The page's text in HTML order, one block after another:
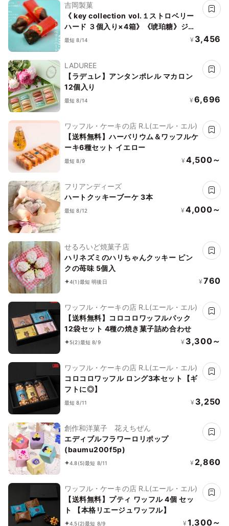
吉岡製菓
《 key collection vol.１ストロベリー
ハード ３個入り×4箱》《琥珀糖》ジュ
エリーボックス DAIFUKU ありがとう
最短 8/14 ¥ 3,456
LADUREE
【ラデュレ】アンタンポレル マカロン
12個入り
最短 8/14 ¥ 6,696
ワッフル・ケーキの店 R.L(エール・エル)
【送料無料】ハーバリウム＆ワッフルケ
ーキ6種セット イエロー
最短 8/9 ¥ 4,500～
フリアンディーズ
ハートクッキーブーケ 3本
最短 8/12 ¥ 4,000～
せるろいど焼菓子店
ハリネズミのハリちゃんクッキー ピン
クの苺味 5個入
4(1)最短 明後日 ¥ 760
ワッフル・ケーキの店 R.L(エール・エル)
【送料無料】コロコロワッフルパック
12袋セット 4種の焼き菓子詰め合わせ
5(2)最短 8/9 ¥ 3,300～
ワッフル・ケーキの店 R.L(エール・エル)
コロコロワッフル ロング3本セット【ギ
フトに◎】
最短 8/11 ¥ 3,250
創作和洋菓子 花えちぜん
エディブルフラワーロリポップ
(baumu200f5p)
4.8(5)最短 8/11 ¥ 2,860
ワッフル・ケーキの店 R.L(エール・エル)
【送料無料】プティ ワッフル 4個 セッ
ト 【本格リエージュワッフル】
4.5(2)最短 8/9 ¥ 1,300～